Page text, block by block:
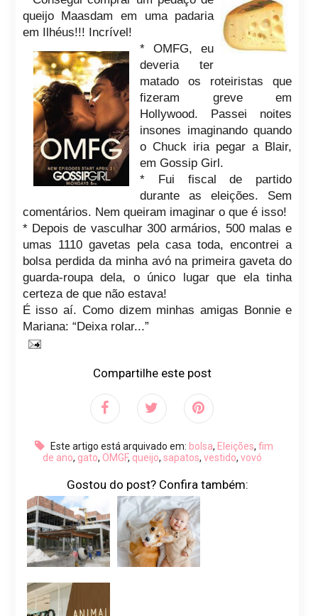
queijo Maasdam em uma padaria
em Ilhéus!!! Incrível!
* OMFG, eu
deveria ter
matado os roteiristas que
fizeram greve em
Hollywood. Passei noites
insones imaginando quando
o Chuck iria pegar a Blair,
em Gossip Girl.
* Fui fiscal de partido
durante as eleições. Sem
comentários. Nem queiram imaginar o que é isso!
* Depois de vasculhar 300 armários, 500 malas e
umas 1110 gavetas pela casa toda, encontrei a
bolsa perdida da minha avó na primeira gaveta do
guarda-roupa dela, o único lugar que ela tinha
certeza de que não estava!
É isso aí. Como dizem minhas amigas Bonnie e
Mariana: “Deixa rolar...”
Compartilhe este post
Este artigo está arquivado em: bolsa, Eleições, fim
de ano, gato, OMGF, queijo, sapatos, vestido, vovó
Gostou do post? Confira também: